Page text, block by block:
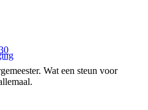
Wat een steun voor